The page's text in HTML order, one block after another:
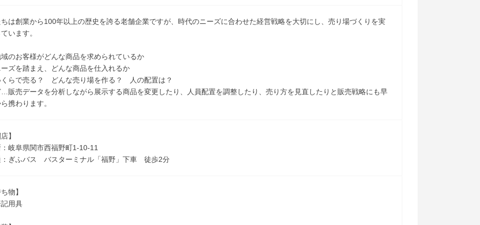
は創業から100年以上の歴史を誇る老舗企業ですが、時代のニーズに合わせた経営戦略を大切にし、売り場づくりを実
います。
のお客様がどんな商品を求められているか
ズを踏まえ、どんな商品を仕入れるか
らで売る？ どんな売り場を作る？ 人の配置は？
…販売データを分析しながら展示する商品を変更したり、人員配置を調整したり、売り方を見直したりと販売戦略にも早
携わります。
】
岐阜県関市西福野町1-10-11
：ぎふバス バスターミナル「福野」下車 徒歩2分
ち物】
記用具